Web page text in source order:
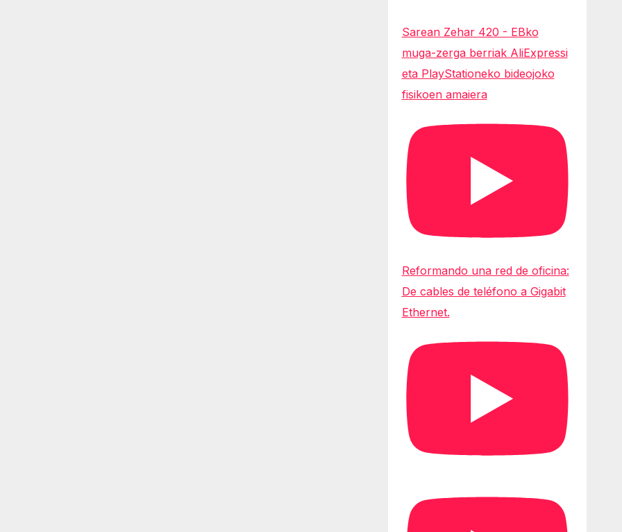
Sarean Zehar 420 - EBko
muga-zerga berriak AliExpressi
eta PlayStationeko bideojoko
fisikoen amaiera
Reformando una red de oficina:
De cables de teléfono a Gigabit
Ethernet.